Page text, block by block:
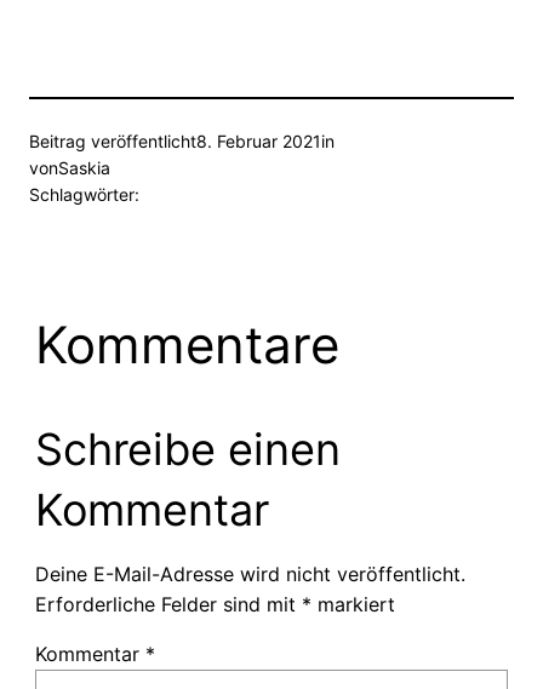
Beitrag veröffentlicht8. Februar 2021in
vonSaskia
Schlagwörter:
Kommentare
Schreibe einen
Kommentar
Deine E-Mail-Adresse wird nicht veröffentlicht.
Erforderliche Felder sind mit * markiert
Kommentar *